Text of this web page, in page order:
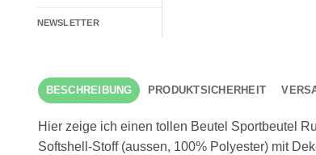
NEWSLETTER
BESCHREIBUNG PRODUKTSICHERHEIT
Hier zeige ich einen tollen Beutel Sportbeutel
Softshell-Stoff (aussen, 100% Polyester) mit